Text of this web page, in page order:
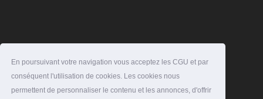
En poursuivant votre navigation vous acceptez les CGU et par
conséquent l'utilisation de cookies. Les cookies nous
permettent de personnaliser le contenu et les annonces, d'offrir